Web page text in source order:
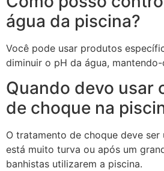
água da piscina?
Você pode usar produtos
diminuir o pH da água, mantendo-
Quando devo usar
de choque na
O tratamento de choque deve ser
está muito turva ou após um
banhistas utilizarem a piscina.